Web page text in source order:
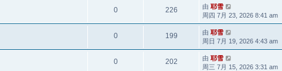
0 226 由 耶雪
周四 7月 23, 2026 8:41 am
0 199 由 耶雪
周日 7月 19, 2026 4:43 am
0 202 由 耶雪
周三 7月 15, 2026 3:31 am